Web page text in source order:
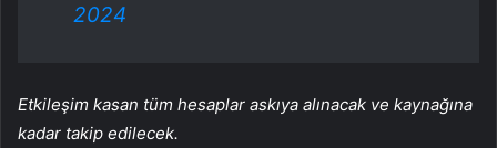
2024
Etkileşim kasan tüm hesaplar askıya alınacak ve kaynağına
kadar takip edilecek.